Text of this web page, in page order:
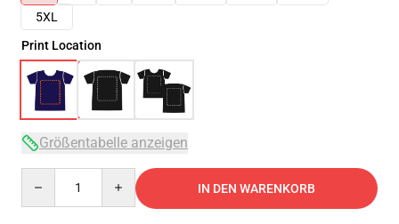
5XL
Print Location
Größentabelle anzeigen
IN DEN WARENKORB